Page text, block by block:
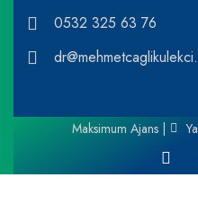
0532 325 63 76
Maksimum Ajans |